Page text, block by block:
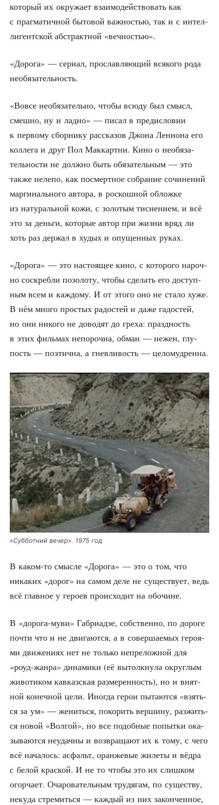
кото­рый их окру­жа­ет вза­и­мо­дей­ство­вать как
с праг­ма­тич­ной быто­вой важ­но­стью, так и с интел­
ли­гент­ской абстракт­ной «веч­но­стью».
«Доро­га» — сери­ал, про­слав­ля­ю­щий вся­ко­го рода
необязательность.
«Вовсе необя­за­тель­но, что­бы всю­ду был смысл,
смеш­но, ну и лад­но» — писал в пре­ди­сло­вии
к пер­во­му сбор­ни­ку рас­ска­зов Джо­на Лен­но­на его
кол­ле­га и друг Пол Мак­карт­ни. Кино о необя­за­
тель­но­сти не долж­но быть обя­за­тель­ным — это
так­же неле­по, как посмерт­ное собра­ние сочи­не­ний
мар­ги­наль­но­го авто­ра, в рос­кош­ной облож­ке
из нату­раль­ной кожи, с золо­тым тис­не­ни­ем, и всё
это за день­ги, кото­рые автор при жиз­ни вряд ли
хоть раз дер­жал в худых и опу­щен­ных руках.
«Доро­га» — это насто­я­щее кино, с кото­ро­го нароч­
но соскреб­ли позо­ло­ту, что­бы сде­лать его доступ­
ным всем и каж­до­му. И от это­го оно не ста­ло хуже.
В нём мно­го про­стых радо­стей и даже гадо­стей,
но они нико­го не дово­дят до гре­ха: празд­ность
в этих филь­мах непо­роч­на, обман — нежен, глу­
пость — поэ­тич­на, а гнев­ли­вость — целомудренна.
«Суб­бот­ний вечер». 1975 год
В каком-то смыс­ле «Доро­га» — это о том, что
ника­ких «дорог» на самом деле не суще­ству­ет, ведь
всё глав­ное у геро­ев про­ис­хо­дит на обочине.
В «доро­га-муви» Габ­ри­ад­зе, соб­ствен­но, по доро­ге
почти что и не дви­га­ют­ся, а в совер­ша­е­мых геро­я­
ми дви­же­ни­ях нет не толь­ко непре­лож­ной для
«роуд-жан­ра» дина­ми­ки (её вытолк­ну­ла округ­лым
живо­ти­ком кав­каз­ская раз­ме­рен­ность), но и внят­
ной конеч­ной цели. Ино­гда герои пыта­ют­ся «взять­
ся за ум» — женить­ся, поко­рить вер­ши­ну, раз­жить­
ся новой «Вол­гой», но все подоб­ные попыт­ки ока­
зы­ва­ют­ся неудач­ны и воз­вра­ща­ют их к тому, с чего
всё нача­лось: асфальт, оран­же­вые жиле­ты и вёд­ра
с белой крас­кой. И не то что­бы это их слиш­ком
огор­ча­ет. Оча­ро­ва­тель­ным тру­дя­гам, по суще­ству,
неку­да стре­мить­ся — каж­дый из них закон­чен­ное,